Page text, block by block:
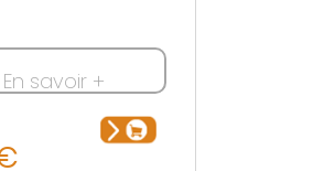
En savoir +